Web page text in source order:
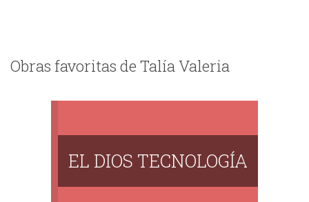
Obras favoritas de Talía Valeria
EL DIOS TECNOLOGÍA